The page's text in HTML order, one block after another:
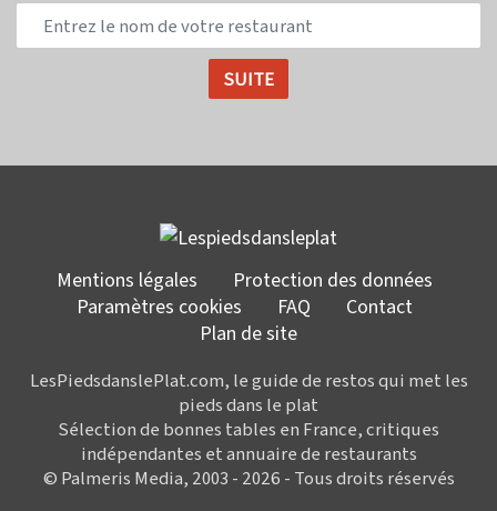
Mentions légales
Protection des données
Paramètres cookies
FAQ
Contact
Plan de site
LesPiedsdanslePlat.com, le guide de restos qui met les
pieds dans le plat
Sélection de bonnes tables en France, critiques
indépendantes et annuaire de restaurants
© Palmeris Media, 2003 - 2026 - Tous droits réservés